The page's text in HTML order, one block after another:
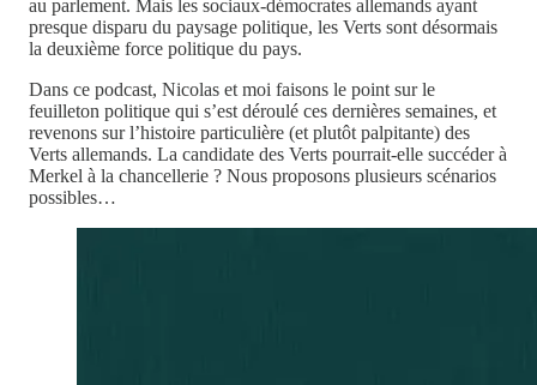
au parlement. Mais les sociaux-démocrates allemands ayant
presque disparu du paysage politique, les Verts sont désormais
la deuxième force politique du pays.
Dans ce podcast, Nicolas et moi faisons le point sur le
feuilleton politique qui s’est déroulé ces dernières semaines, et
revenons sur l’histoire particulière (et plutôt palpitante) des
Verts allemands. La candidate des Verts pourrait-elle succéder à
Merkel à la chancellerie ? Nous proposons plusieurs scénarios
possibles…